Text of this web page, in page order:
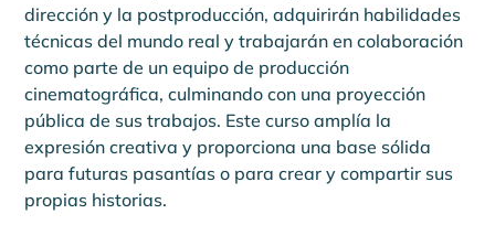
dirección y la postproducción, adquirirán habilidades
técnicas del mundo real y trabajarán en colaboración
como parte de un equipo de producción
cinematográfica, culminando con una proyección
pública de sus trabajos. Este curso amplía la
expresión creativa y proporciona una base sólida
para futuras pasantías o para crear y compartir sus
propias historias.